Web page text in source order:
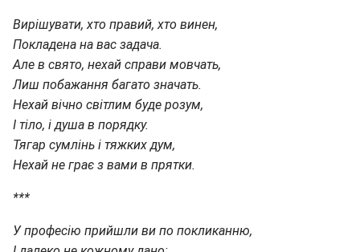
Вирішувати, хто правий, хто винен,
Покладена на вас задача.
Але в свято, нехай справи мовчать,
Лиш побажання багато значать.
Нехай вічно світлим буде розум,
І тіло, і душа в порядку.
Тягар сумлінь і тяжких дум,
Нехай не грає з вами в прятки.
***
У професію прийшли ви по покликанню,